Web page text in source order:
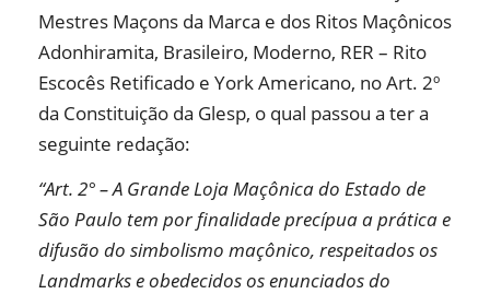
Mestres Maçons da Marca e dos Ritos Maçônicos
Adonhiramita, Brasileiro, Moderno, RER – Rito
Escocês Retificado e York Americano, no Art. 2º
da Constituição da Glesp, o qual passou a ter a
seguinte redação:
“Art. 2° – A Grande Loja Maçônica do Estado de
São Paulo tem por finalidade precípua a prática e
difusão do simbolismo maçônico, respeitados os
Landmarks e obedecidos os enunciados do